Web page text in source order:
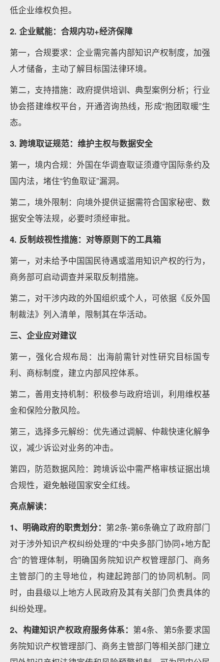
低企业维权负担。
2. 企业赋能：合规内功+经济保障
第一，合规要求：企业需完善内部知识产权制度，加强
人才储备，主动了解目标国法律环境。
第二，支持措施：政府提供培训、典型案例分析；行业
协会搭建维权平台，开通咨询热线，形成“抱团取暖”生
态。
3. 跨境取证规范：维护主权与数据安全
第一，境内合规：外国在华调查取证须遵守国际条约及
国内法，堵住“钓鱼取证”漏洞。
第二，境外限制：向境外提供证据需符合国家秘密、数
据安全等法规，必要时须经审批。
4. 反制歧视性措施：对等原则下的工具箱
第一，对未给予中国国民待遇或滥用知识产权的行为，
商务部可启动调查并采取反制措施。
第二，对干涉内政的外国组织或个人，可依据《反外国
制裁法》列入清单，限制其在华活动。
三、企业应对建议
第一，强化合规布局：出海前需针对性研究目标国专
利、商标制度，建立内部风控体系。
第二，善用支持机制：积极参与政府培训，利用维权基
金和保险分散风险。
第三，选择多元解纷：优先通过调解、仲裁快速化解争
议，减少诉讼对业务的冲击。
第四，防范数据风险：跨境诉讼中需严格审核证据出境
合规性，避免触碰国家安全红线。
亮点解读：
1、明确政府的职责划分： 第2条-第6条确立了政府部门
对于涉外知识产权纠纷处理的“中央多部门协同+地方配
合”的管理体制，明确国务院知识产权管理部门、商务
主管部门的主导地位，构建起跨部门的协同机制。同
时，由县级以上地方人民政府及其有关部门负责具体的
纠纷处理。
2、构建知识产权政府服务体系： 第4条、第5条要求国
务院知识产权管理部门、商务主管部门等相关部门建立